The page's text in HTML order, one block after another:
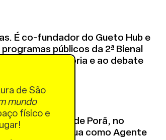
É co-fundador do Gueto Hub e
públicos da 2ª Bienal
à cultura, memória e ao debate
na TI Tenonde Porã, no
Pedagogia, atua como Agente
de São
mundo
físico e